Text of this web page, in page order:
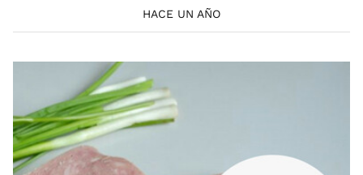
HACE UN AÑO